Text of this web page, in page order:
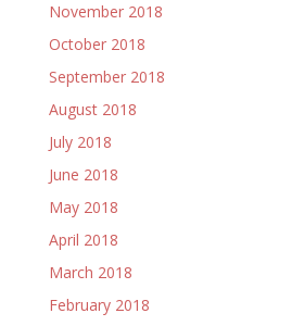
November 2018
October 2018
September 2018
August 2018
July 2018
June 2018
May 2018
April 2018
March 2018
February 2018